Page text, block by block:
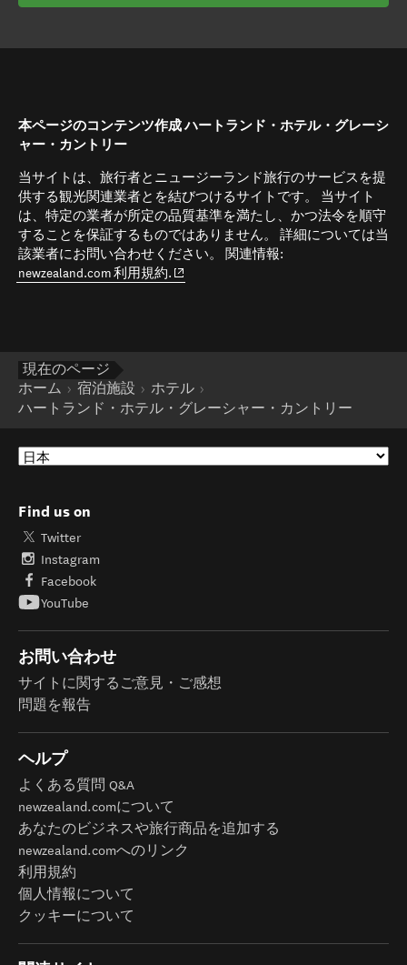
本ページのコンテンツ作成 ハートランド・ホテル・グレーシ
ャー・カントリー
当サイトは、旅行者とニュージーランド旅行のサービスを提
供する観光関連業者とを結びつけるサイトです。 当サイト
は、特定の業者が所定の品質基準を満たし、かつ法令を順守
することを保証するものではありません。 詳細については当
該業者にお問い合わせください。 関連情報:
newzealand.com 利用規約. (opens in new window)
現在のページ
ホーム
宿泊施設
ホテル
ハートランド・ホテル・グレーシャー・カントリー
Find us on
Twitter
Instagram
Facebook
YouTube
お問い合わせ
サイトに関するご意見・ご感想
問題を報告
ヘルプ
よくある質問 Q&A
newzealand.comについて
あなたのビジネスや旅行商品を追加する
newzealand.comへのリンク
利用規約
個人情報について
クッキーについて